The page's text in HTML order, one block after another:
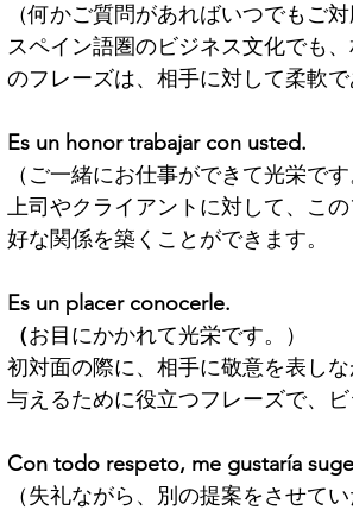
（何かご質問があればいつでもご
スペイン語圏のビジネス文化でも
のフレーズは、相手に対して柔軟
Es un honor trabajar con usted.
（ご一緒にお仕事ができて光栄です
上司やクライアントに対して、こ
好な関係を築くことができます。
Es un placer conocerle.
（お目にかかれて光栄です。）
初対面の際に、相手に敬意を表し
与えるために役立つフレーズで、
Con todo respeto, me gustaría
（失礼ながら、別の提案をさせて